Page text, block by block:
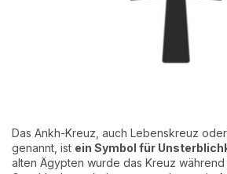
Das Ankh-Kreuz, auch Lebenskreuz
genannt, ist ein Symbol für
alten Ägypten wurde das Kreuz während